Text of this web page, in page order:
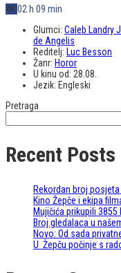
4K02 h 09 min
Glumci: Caleb Landry
de Angelis
Reditelj: Luc Besson
Žanr: Horor
U kinu od: 28.08.
Jezik: Engleski
Pretraga
Recent Posts
Rekordan broj
Kino Žepče i ekipa
Mujičića prikupili 3855
Broj gledalaca u
Novo: Od sada
U Žepču počinje s